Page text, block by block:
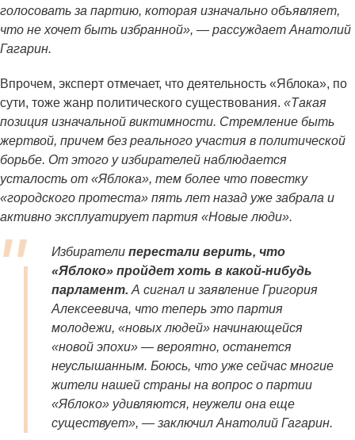
голосовать за партию, которая изначально объявляет,
что не хочет быть избранной», — рассуждает Анатолий
Гагарин.
Впрочем, эксперт отмечает, что деятельность «Яблока», по
сути, тоже жанр политического существования. «Такая
позиция изначальной виктимности. Стремление быть
жертвой, причем без реального участия в политической
борьбе. От этого у избирателей наблюдается
усталость от «Яблока», тем более что повестку
«городского протеста» пять лет назад уже забрала и
активно эксплуатирует партия «Новые люди».
Избиратели перестали верить, что
«Яблоко» пройдет хоть в какой-нибудь
парламент.А сигнал и заявление Григория
Алексеевича, что теперь это партия
молодежи, «новых людей» начинающейся
«новой эпохи» — вероятно, останется
неуслышанным. Боюсь, что уже сейчас многие
жители нашей страны на вопрос о партии
«Яблоко» удивляются, неужели она еще
существует», — заключил Анатолий Гагарин.